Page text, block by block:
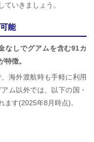
いきましょう。
能
なしでグアムを含む91カ
徴。
、海外渡航時も手軽に利用
ム以外では、以下の国・
ます(2025年8月時点)。